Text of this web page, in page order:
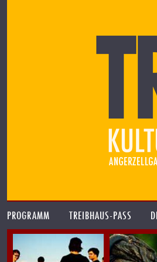
PROGRAMM TREIBHAUS-PASS